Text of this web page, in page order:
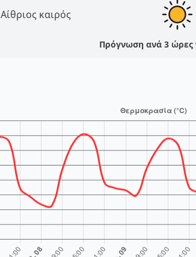
Αίθριος καιρός
Πρόγνωση ανά 3 ώρες